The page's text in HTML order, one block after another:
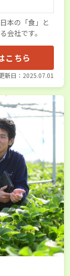
本の「食」と
会社です。
こちら
新日：2025.07.01